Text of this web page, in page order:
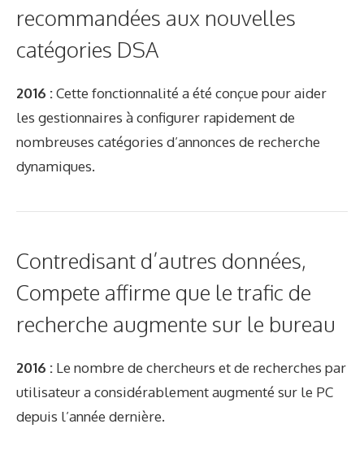
recommandées aux nouvelles
catégories DSA
2016 :Cette fonctionnalité a été conçue pour aider
les gestionnaires à configurer rapidement de
nombreuses catégories d’annonces de recherche
dynamiques.
Contredisant d’autres données,
Compete affirme que le trafic de
recherche augmente sur le bureau
2016 : Le nombre de chercheurs et de recherches par
utilisateur a considérablement augmenté sur le PC
depuis l’année dernière.